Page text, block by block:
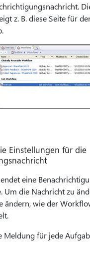
z. B. diese Seite für
Einstellungen für die
eine
Um die Nachricht zu
ändern, wie der
Meldung für jede